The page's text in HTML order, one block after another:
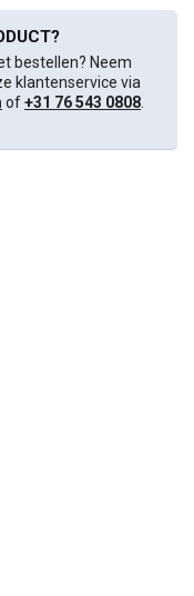
bestellen? Neem
klantenservice via
of+31 76 543 0808